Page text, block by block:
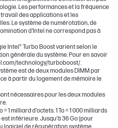
Les performances et la fréquence
des applications et les
Le système de numérotation, de
d'Intel ne correspond pas à
Intel® Turbo Boost varient selon le
générale du système. Pour en savoir
technology/turboboost/.
est de deux modules DIMM par
à partir du logement de mémoire le
nécessaires pour les deux modules
1 milliard d’octets. 1 To = 1 000 milliards
inférieure. Jusqu’à 36 Go (pour